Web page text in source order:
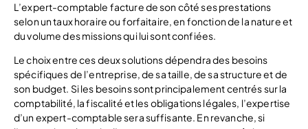
L’expert-comptable facture de son côté ses prestations
selon un taux horaire ou forfaitaire, en fonction de la nature et
du volume des missions qui lui sont confiées.
Le choix entre ces deux solutions dépendra des besoins
spécifiques de l’entreprise, de sa taille, de sa structure et de
son budget. Si les besoins sont principalement centrés sur la
comptabilité, la fiscalité et les obligations légales, l’expertise
d’un expert-comptable sera suffisante. En revanche, si